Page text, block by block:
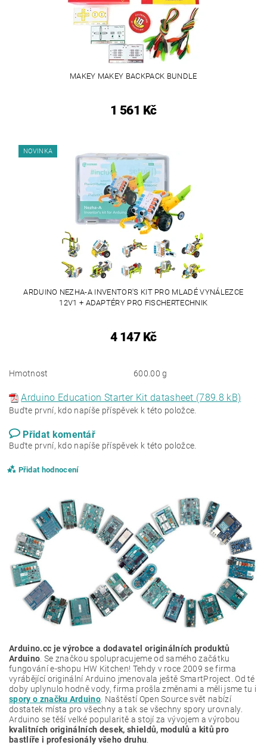
MAKEY MAKEY BACKPACK BUNDLE
1 561 Kč
NOVINKA
ARDUINO NEZHA-A INVENTOR'S KIT PRO MLADÉ VYNÁLEZCE
12V1 + ADAPTÉRY PRO FISCHERTECHNIK
4 147 Kč
Hmotnost 600.00 g
Arduino Education Starter Kit datasheet (789.8 kB)
Buďte první, kdo napíše příspěvek k této položce.
Přidat komentář
Buďte první, kdo napíše příspěvek k této položce.
Přidat hodnocení
Arduino.cc je výrobce a dodavatel originálních produktů
Arduino . Se značkou spolupracujeme od samého začátku
fungování e-shopu HW Kitchen! Tehdy v roce 2009 se firma
vyrábějící originální Arduino jmenovala ještě SmartProject. Od té
doby uplynulo hodně vody, firma prošla změnami a měli jsme tu i
spory o značku Arduino . Naštěstí Open Source svět nabízí
dostatek místa pro všechny a tak se všechny spory urovnaly.
Arduino se těší velké popularitě a stojí za vývojem a výrobou
kvalitních originálních desek, shieldů, modulů a kitů pro
bastlíře i profesionály všeho druhu